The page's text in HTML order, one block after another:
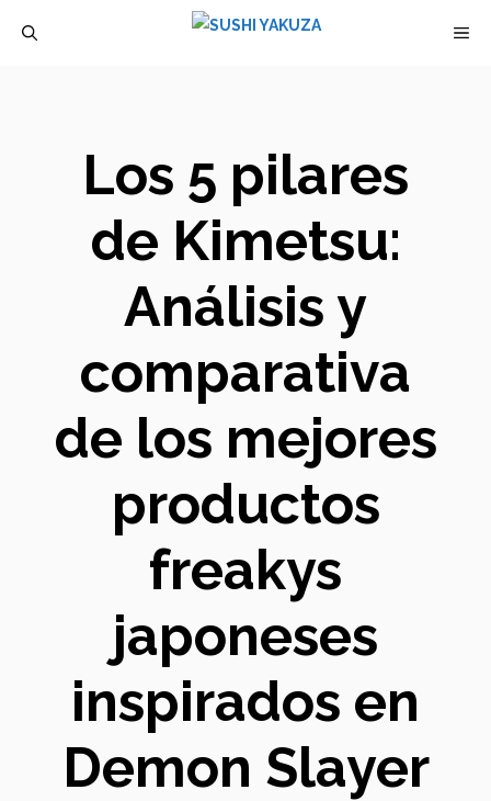
Los 5 pilares
de Kimetsu:
Análisis y
comparativa
de los mejores
productos
freakys
japoneses
inspirados en
Demon Slayer